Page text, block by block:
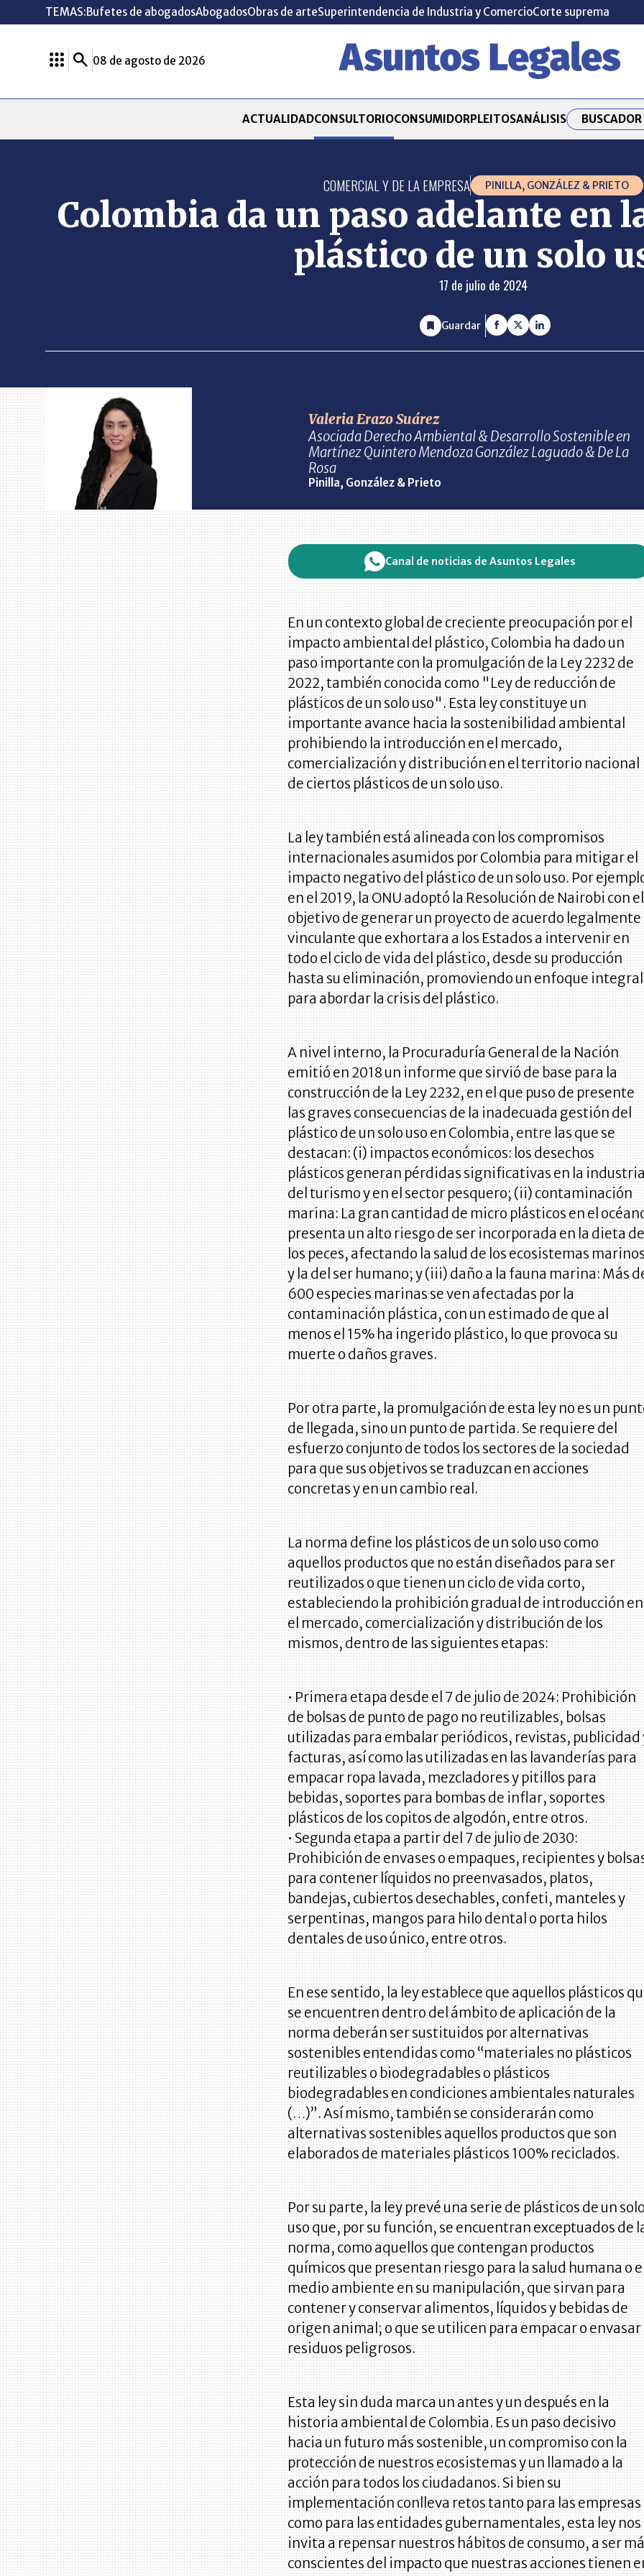
TEMAS:Bufetes de abogadosAbogadosObras de arteSuperintendencia de Industria y ComercioCorte suprema
08 de agosto de 2026
ACTUALIDADCONSULTORIOCONSUMIDORPLEITOSANÁLISIS
COMERCIAL Y DE LA EMPRESA PINILLA, GONZÁLEZ & PRIETO
Colombia da un paso adelante en
plástico de un solo
17 de julio de 2024
Guardar
Valeria Erazo Suárez
Asociada Derecho Ambiental & Desarrollo Sostenible en
Martínez Quintero Mendoza González Laguado & De La
Rosa
Pinilla, González & Prieto
Canal de noticias de Asuntos Legales
En un contexto global de creciente preocupación por el
impacto ambiental del plástico, Colombia ha dado un
paso importante con la promulgación de la Ley 2232 de
2022, también conocida como "Ley de reducción de
plásticos de un solo uso". Esta ley constituye un
importante avance hacia la sostenibilidad ambiental
prohibiendo la introducción en el mercado,
comercialización y distribución en el territorio nacional
de ciertos plásticos de un solo uso.
La ley también está alineada con los compromisos
internacionales asumidos por Colombia para mitigar el
impacto negativo del plástico de un solo uso. Por
en el 2019, la ONU adoptó la Resolución de Nairobi con el
objetivo de generar un proyecto de acuerdo legalmente
vinculante que exhortara a los Estados a intervenir en
todo el ciclo de vida del plástico, desde su producción
hasta su eliminación, promoviendo un enfoque integral
para abordar la crisis del plástico.
A nivel interno, la Procuraduría General de la Nación
emitió en 2018 un informe que sirvió de base para la
construcción de la Ley 2232, en el que puso de presente
las graves consecuencias de la inadecuada gestión del
plástico de un solo uso en Colombia, entre las que se
destacan: (i) impactos económicos: los desechos
plásticos generan pérdidas significativas en la
del turismo y en el sector pesquero; (ii) contaminación
marina: La gran cantidad de micro plásticos en el
presenta un alto riesgo de ser incorporada en la dieta
los peces, afectando la salud de los ecosistemas
y la del ser humano; y (iii) daño a la fauna marina: Más
600 especies marinas se ven afectadas por la
contaminación plástica, con un estimado de que al
menos el 15% ha ingerido plástico, lo que provoca su
muerte o daños graves.
Por otra parte, la promulgación de esta ley no es un
de llegada, sino un punto de partida. Se requiere del
esfuerzo conjunto de todos los sectores de la sociedad
para que sus objetivos se traduzcan en acciones
concretas y en un cambio real.
La norma define los plásticos de un solo uso como
aquellos productos que no están diseñados para ser
reutilizados o que tienen un ciclo de vida corto,
estableciendo la prohibición gradual de introducción en
el mercado, comercialización y distribución de los
mismos, dentro de las siguientes etapas:
• Primera etapa desde el 7 de julio de 2024: Prohibición
de bolsas de punto de pago no reutilizables, bolsas
utilizadas para embalar periódicos, revistas, publicidad
facturas, así como las utilizadas en las lavanderías para
empacar ropa lavada, mezcladores y pitillos para
bebidas, soportes para bombas de inflar, soportes
plásticos de los copitos de algodón, entre otros.
• Segunda etapa a partir del 7 de julio de 2030:
Prohibición de envases o empaques, recipientes y
para contener líquidos no preenvasados, platos,
bandejas, cubiertos desechables, confeti, manteles y
serpentinas, mangos para hilo dental o porta hilos
dentales de uso único, entre otros.
En ese sentido, la ley establece que aquellos plásticos
se encuentren dentro del ámbito de aplicación de la
norma deberán ser sustituidos por alternativas
sostenibles entendidas como “materiales no plásticos
reutilizables o biodegradables o plásticos
biodegradables en condiciones ambientales naturales
(…)”. Así mismo, también se considerarán como
alternativas sostenibles aquellos productos que son
elaborados de materiales plásticos 100% reciclados.
Por su parte, la ley prevé una serie de plásticos de un
uso que, por su función, se encuentran exceptuados de
norma, como aquellos que contengan productos
químicos que presentan riesgo para la salud humana o
medio ambiente en su manipulación, que sirvan para
contener y conservar alimentos, líquidos y bebidas de
origen animal; o que se utilicen para empacar o envasar
residuos peligrosos.
Esta ley sin duda marca un antes y un después en la
historia ambiental de Colombia. Es un paso decisivo
hacia un futuro más sostenible, un compromiso con la
protección de nuestros ecosistemas y un llamado a la
acción para todos los ciudadanos. Si bien su
implementación conlleva retos tanto para las empresas
como para las entidades gubernamentales, esta ley nos
invita a repensar nuestros hábitos de consumo, a ser
conscientes del impacto que nuestras acciones tienen